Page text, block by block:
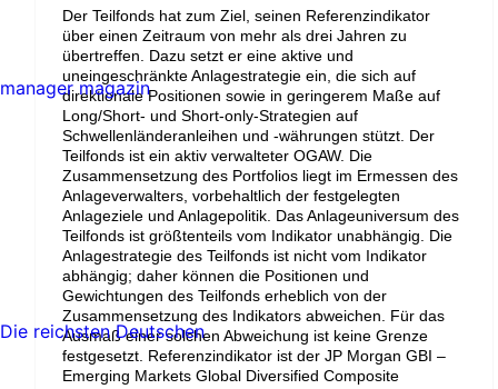
BENIN
Der Teilfonds hat zum Ziel, seinen Referenzindikator
über einen Zeitraum von mehr als drei Jahren zu
übertreffen. Dazu setzt er eine aktive und
uneingeschränkte Anlagestrategie ein, die sich auf
direktionale Positionen sowie in geringerem Maße auf
Long/Short- und Short-only-Strategien auf
Schwellenländeranleihen und -währungen stützt. Der
Teilfonds ist ein aktiv verwalteter OGAW. Die
Zusammensetzung des Portfolios liegt im Ermessen des
Anlageverwalters, vorbehaltlich der festgelegten
Anlageziele und Anlagepolitik. Das Anlageuniversum des
Teilfonds ist größtenteils vom Indikator unabhängig. Die
Anlagestrategie des Teilfonds ist nicht vom Indikator
abhängig; daher können die Positionen und
Gewichtungen des Teilfonds erheblich von der
Zusammensetzung des Indikators abweichen. Für das
Ausmaß einer solchen Abweichung ist keine Grenze
festgesetzt. Referenzindikator ist der JP Morgan GBI –
Emerging Markets Global Diversified Composite
manager magazin
Die reichsten Deutschen